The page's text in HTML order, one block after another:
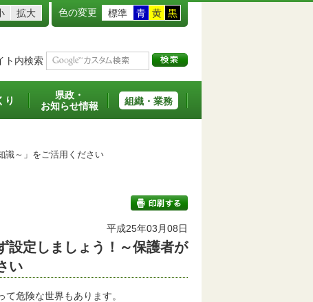
拡大 色の変更 標準 青 黄 黒
ト内検索
り
県政・
お知らせ情報
組織・業務
識～」をご活用ください
平成25年03月08日
設定しましょう！～保護者が
い
危険な世界もあります。